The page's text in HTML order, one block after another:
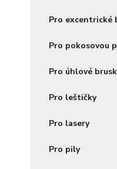
Pro excentrické
Pro pokosovou
Pro úhlové
Pro leštičky
Pro lasery
Pro pily